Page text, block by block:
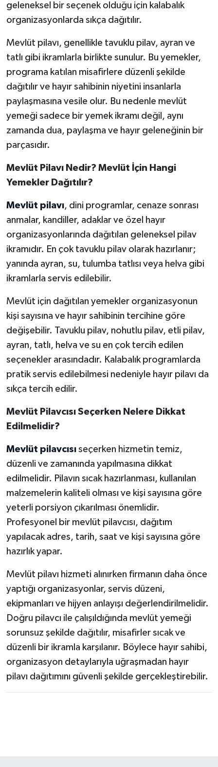
geleneksel bir seçenek olduğu için kalabalık
organizasyonlarda sıkça dağıtılır.
Mevlüt pilavı, genellikle tavuklu pilav, ayran ve
tatlı gibi ikramlarla birlikte sunulur. Bu yemekler,
programa katılan misafirlere düzenli şekilde
dağıtılır ve hayır sahibinin niyetini insanlarla
paylaşmasına vesile olur. Bu nedenle mevlüt
yemeği sadece bir yemek ikramı değil, aynı
zamanda dua, paylaşma ve hayır geleneğinin bir
parçasıdır.
Mevlüt Pilavı Nedir? Mevlüt İçin Hangi
Yemekler Dağıtılır?
Mevlüt pilavı, dini programlar, cenaze sonrası
anmalar, kandiller, adaklar ve özel hayır
organizasyonlarında dağıtılan geleneksel pilav
ikramıdır. En çok tavuklu pilav olarak hazırlanır;
yanında ayran, su, tulumba tatlısı veya helva gibi
ikramlarla servis edilebilir.
Mevlüt için dağıtılan yemekler organizasyonun
kişi sayısına ve hayır sahibinin tercihine göre
değişebilir. Tavuklu pilav, nohutlu pilav, etli pilav,
ayran, tatlı, helva ve su en çok tercih edilen
seçenekler arasındadır. Kalabalık programlarda
pratik servis edilebilmesi nedeniyle hayır pilavı da
sıkça tercih edilir.
Mevlüt Pilavcısı Seçerken Nelere Dikkat
Edilmelidir?
Mevlüt pilavcısıseçerken hizmetin temiz,
düzenli ve zamanında yapılmasına dikkat
edilmelidir. Pilavın sıcak hazırlanması, kullanılan
malzemelerin kaliteli olması ve kişi sayısına göre
yeterli porsiyon çıkarılması önemlidir.
Profesyonel bir mevlüt pilavcısı, dağıtım
yapılacak adres, tarih, saat ve kişi sayısına göre
hazırlık yapar.
Mevlüt pilavı hizmeti alınırken firmanın daha önce
yaptığı organizasyonlar, servis düzeni,
ekipmanları ve hijyen anlayışı değerlendirilmelidir.
Doğru pilavcı ile çalışıldığında mevlüt yemeği
sorunsuz şekilde dağıtılır, misafirler sıcak ve
düzenli bir ikramla karşılanır. Böylece hayır sahibi,
organizasyon detaylarıyla uğraşmadan hayır
pilavı dağıtımını güvenli şekilde gerçekleştirebilir.